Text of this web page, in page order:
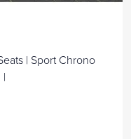
| Sport Chrono
|